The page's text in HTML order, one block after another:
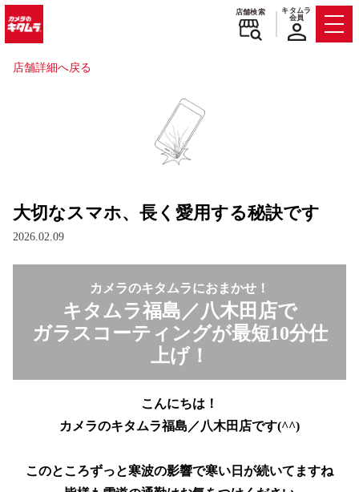
店舗検索
キタムラ
会員
店舗詳細へ戻る
大切なスマホ、長く愛用する秘訣です
2026.02.09
カメラのキタムラにおまかせ！
キタムラ福島／八木田店で
ガラスコーティングが最短10分仕
上げ！
こんにちは！
カメラのキタムラ福島／八木田店です(^^)
このところずっと寒波の影響で寒い日が続いてますね